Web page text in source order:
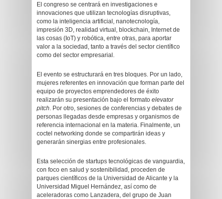
El congreso se centrará en investigaciones e
innovaciones que utilizan tecnologías disruptivas,
como la inteligencia artificial, nanotecnología,
impresión 3D, realidad virtual, blockchain, Internet de
las cosas (IoT) y robótica, entre otras, para aportar
valor a la sociedad, tanto a través del sector científico
como del sector empresarial.
El evento se estructurará en tres bloques. Por un lado,
mujeres referentes en innovación que forman parte del
equipo de proyectos emprendedores de éxito
realizarán su presentación bajo el formato elevator
pitch. Por otro, sesiones de conferencias y debates de
personas llegadas desde empresas y organismos de
referencia internacional en la materia. Finalmente, un
coctel networking donde se compartirán ideas y
generarán sinergias entre profesionales.
Esta selección de startups tecnológicas de vanguardia,
con foco en salud y sostenibilidad, proceden de
parques científicos de la Universidad de Alicante y la
Universidad Miguel Hernández, así como de
aceleradoras como Lanzadera, del grupo de Juan